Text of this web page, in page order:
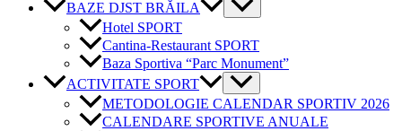
BAZE DJST BRĂILA
Hotel SPORT
Cantina-Restaurant SPORT
Baza Sportiva “Parc Monument”
ACTIVITATE SPORT
METODOLOGIE CALENDAR SPORTIV 2026
CALENDARE SPORTIVE ANUALE